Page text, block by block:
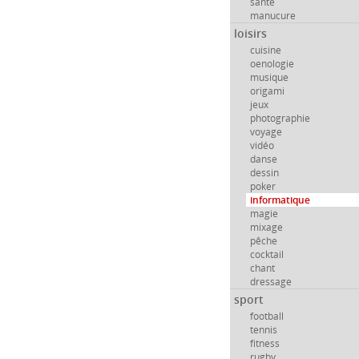
manucure
loisirs
cuisine
oenologie
musique
origami
jeux
photographie
voyage
vidéo
danse
dessin
poker
informatique
magie
mixage
pêche
cocktail
chant
dressage
sport
football
tennis
fitness